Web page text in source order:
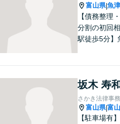
富山県|魚
【債務整理
分割の初回
駅徒歩5分】
坂木 寿和
さかき法律事
富山県|富
【駐車場有